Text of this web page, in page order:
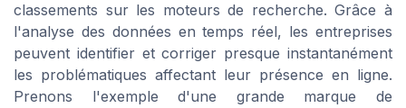
classements sur les moteurs de recherche. Grâce à
l'analyse des données en temps réel, les entreprises
peuvent identifier et corriger presque instantanément
les problématiques affectant leur présence en ligne.
Prenons l'exemple d'une grande marque de